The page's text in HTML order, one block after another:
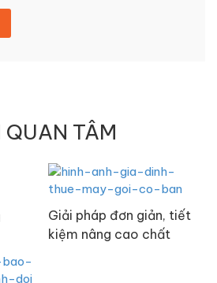
TÂM
Giải pháp đơn giản, tiết
kiệm nâng cao chất